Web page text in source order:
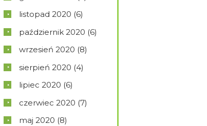
listopad 2020 (6)
październik 2020 (6)
wrzesień 2020 (8)
sierpień 2020 (4)
lipiec 2020 (6)
czerwiec 2020 (7)
maj 2020 (8)